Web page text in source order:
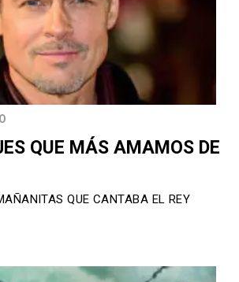
QUE MÁS AMAMOS DE
QUE CANTABA EL REY